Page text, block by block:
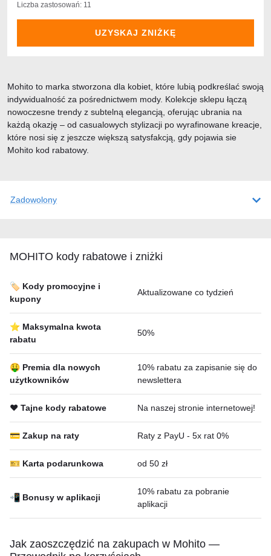
Liczba zastosowań: 11
UZYSKAJ ZNIŻKĘ
Zadowolony
MOHITO kody rabatowe i zniżki
🏷️ Kody promocyjne i
kupony
Aktualizowane co tydzień
⭐ Maksymalna kwota
rabatu
50%
🤑 Premia dla nowych
użytkowników
10% rabatu za zapisanie się do
newslettera
❤️ Tajne kody rabatowe Na naszej stronie internetowej!
💳 Zakup na raty Raty z PayU - 5x rat 0%
🎫 Karta podarunkowa od 50 zł
📲 Bonusy w aplikacji
10% rabatu za pobranie
aplikacji
Jak zaoszczędzić na zakupach w Mohito —
Mohito to marka stworzona dla kobiet, które lubią podkreślać swoją
indywidualność za pośrednictwem mody. Kolekcje sklepu łączą
nowoczesne trendy z subtelną elegancją, oferując ubrania na
każdą okazję – od casualowych stylizacji po wyrafinowane kreacje,
które nosi się z jeszcze większą satysfakcją, gdy pojawia sie
Mohito kod rabatowy.